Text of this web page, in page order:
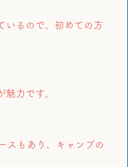
いるので、初めての方
力です。
スもあり、キャンプの